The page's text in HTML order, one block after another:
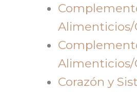
Alimenticios/
Alimenticios/
Corazón y